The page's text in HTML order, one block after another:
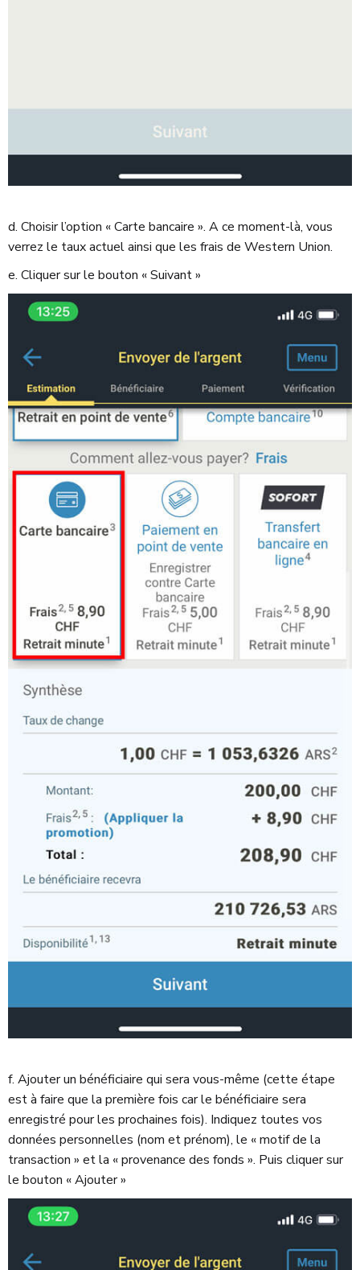
d. Choisir l’option « Carte bancaire ». A ce moment-là, vous
verrez le taux actuel ainsi que les frais de Western Union.
e. Cliquer sur le bouton « Suivant »
f. Ajouter un bénéficiaire qui sera vous-même (cette étape
est à faire que la première fois car le bénéficiaire sera
enregistré pour les prochaines fois). Indiquez toutes vos
données personnelles (nom et prénom), le « motif de la
transaction » et la « provenance des fonds ». Puis cliquer sur
le bouton « Ajouter »